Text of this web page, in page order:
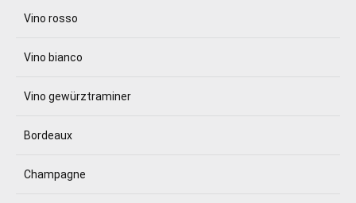
Vino rosso
Vino bianco
Vino gewürztraminer
Bordeaux
Champagne